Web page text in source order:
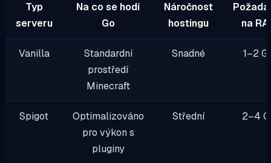
Typ
serveru
Na co se hodí
Go
Náročnost
hostingu
na
Vanilla
Standardní
prostředí
Minecraft
Snadné 1–2
Spigot
Optimalizováno
pro výkon s
pluginy
Střední 2–4